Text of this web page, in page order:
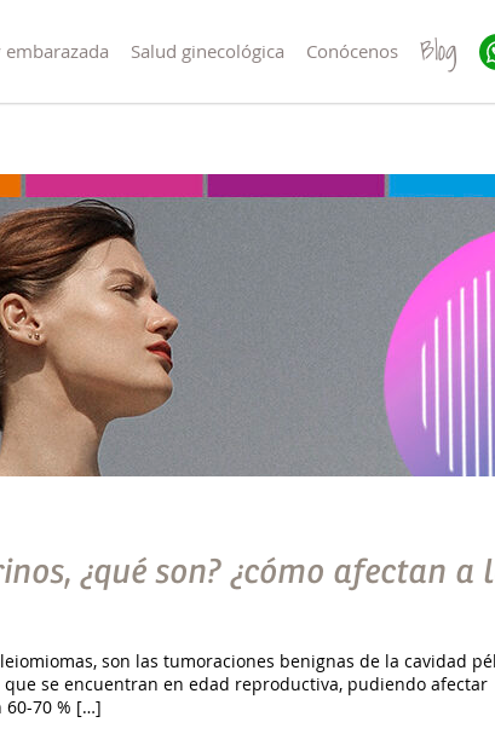
embarazada Salud ginecológica Conócenos Blog
¿qué son? ¿cómo afectan a
son las tumoraciones benignas de la cavidad
se encuentran en edad reproductiva, pudiendo afectar
60-70 % […]